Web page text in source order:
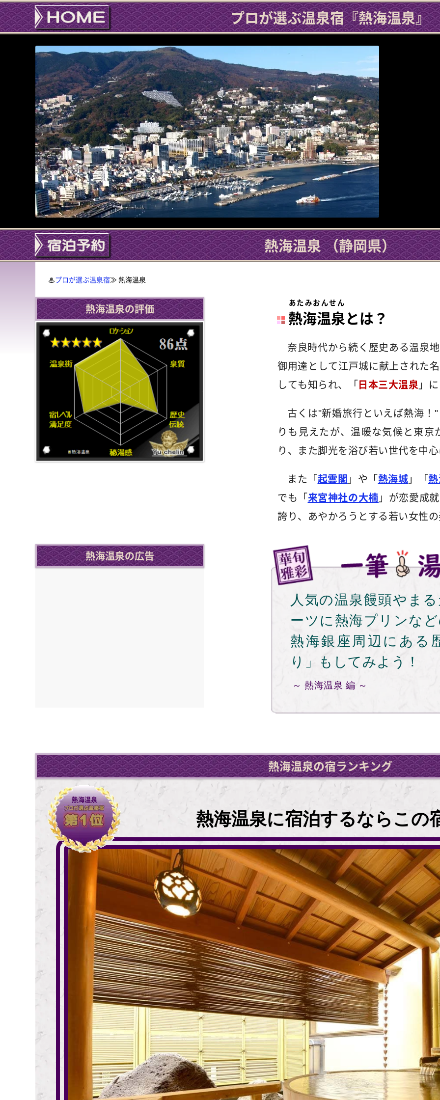
プロが選ぶ温泉宿『熱海温泉』
熱海温泉 （静岡県）
プロが選ぶ温泉宿≫ 熱海温泉
熱海温泉
あたみおんせん
とは？
奈良時代から続く歴史ある温泉
御用達として江戸城に献上された
しても知られ、「日本三大温泉」
古くは"新婚旅行といえば熱海
りも見えたが、温暖な気候と東
り、また脚光を浴び若い世代を中
また「起雲閣 」や「熱海城」「
でも「来宮神社の大楠 」が恋愛成
誇り、あやかろうとする若い女性
人気の温泉饅頭やま
ーツに熱海プリンな
熱海銀座周辺にある
り」もしてみよう！
～ 熱海温泉 編 ～
熱海温泉の評価
熱海温泉の広告
熱海温泉の宿ランキング
熱海温泉
熱海温泉に宿泊するならこの